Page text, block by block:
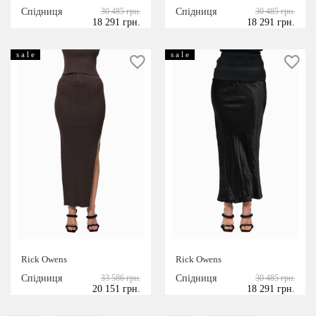
весна/літо
осінь/зима
ДИЗАЙНЕРИ
Alexander Wang
Dsquared2
Forte Dei Marmi Couture
Golden Goose
LITKOVSKAYA
Maison Margiela
P.A.R.O.S.H.
Спідниця
30 485 грн.
18 291 грн.
Спідниця
30 485 грн.
18 291 грн.
s a l e
Rick Owens
Спідниця
33 586 грн.
20 151 грн.
s a l e
Rick Owens
Спідниця
30 485 грн.
18 291 грн.